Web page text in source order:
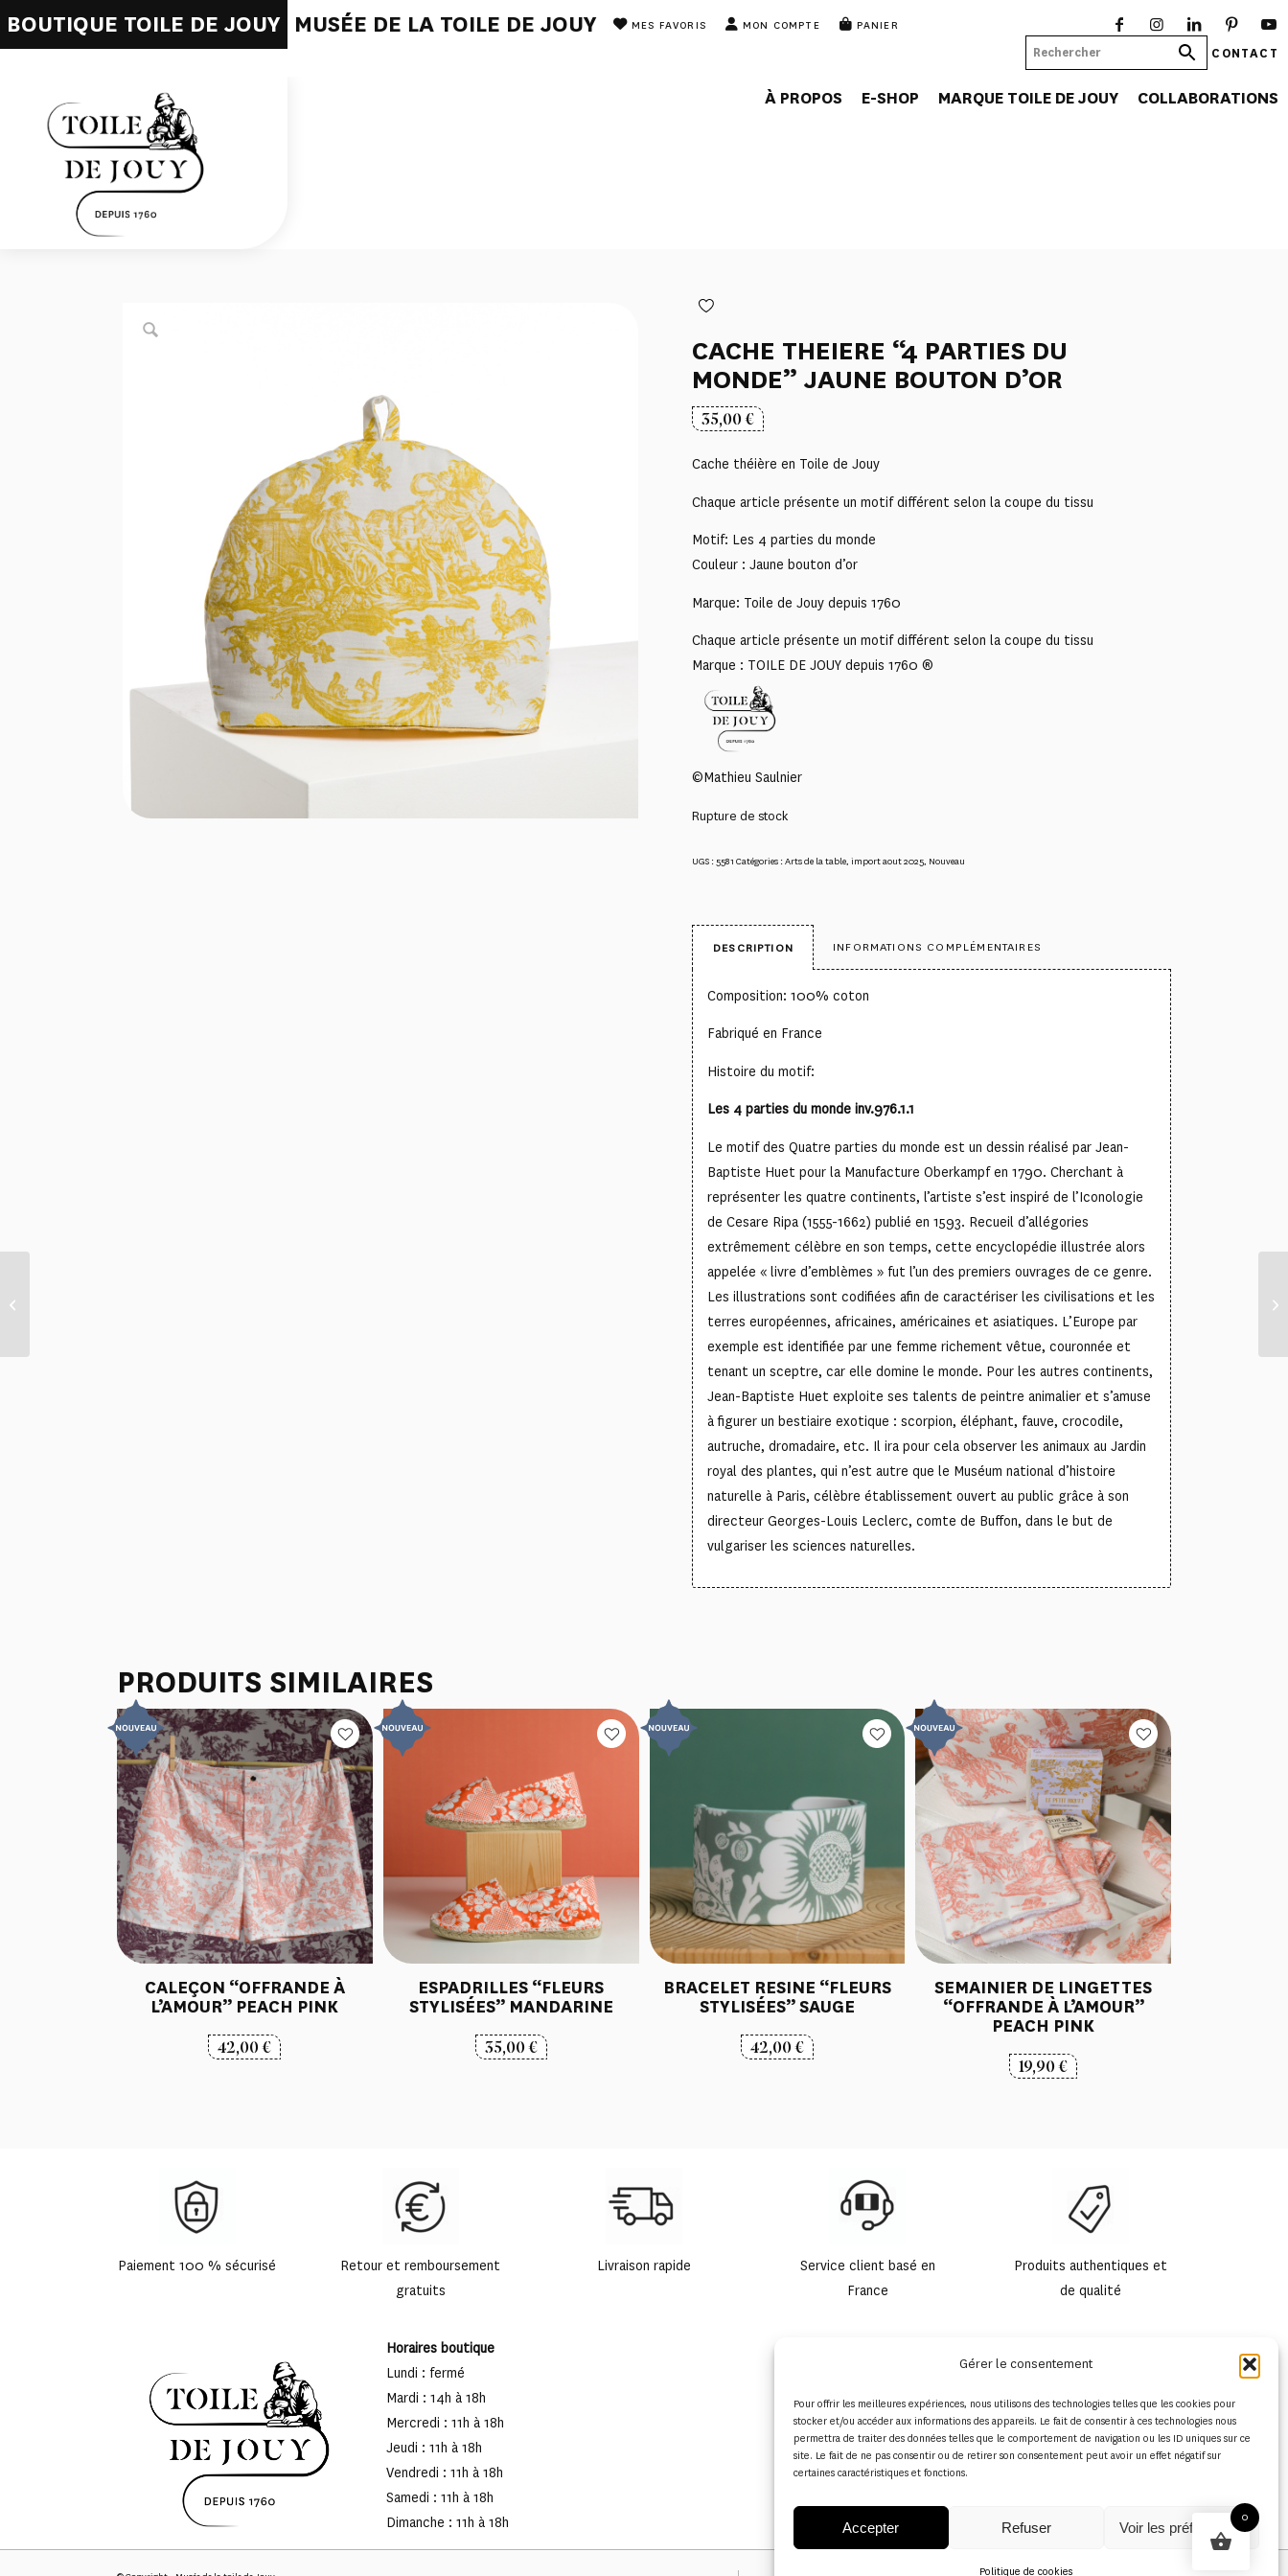
Gérer le consentement
Pour offrir les meilleures expériences, nous utilisons des technologies telles que les cookies pour
stocker et/ou accéder aux informations des appareils. Le fait de consentir à ces technologies nous
permettra de traiter des données telles que le comportement de navigation ou les ID uniques sur ce
site. Le fait de ne pas consentir ou de retirer son consentement peut avoir un effet négatif sur
certaines caractéristiques et fonctions.
Accepter Refuser Voir les préférences
Politique de cookies
BOUTIQUE TOILE DE JOUY MUSÉE DE LA TOILE DE JOUY MES FAVORIS MON COMPTE PANIER
CONTACT
À PROPOS E-SHOP MARQUE TOILE DE JOUY COLLABORATIONS
CACHE THEIERE “4 PARTIES DU
MONDE” JAUNE BOUTON D’OR
35,00€
Cache théière en Toile de Jouy
Chaque article présente un motif différent selon la coupe du tissu
Motif: Les 4 parties du monde
Couleur : Jaune bouton d’or
Marque: Toile de Jouy depuis 1760
Chaque article présente un motif différent selon la coupe du tissu
Marque : TOILE DE JOUY depuis 1760 ®
©Mathieu Saulnier
Rupture de stock
UGS : 5581 Catégories :Arts de la table import aout 2025 Nouveau
DESCRIPTION INFORMATIONS COMPLÉMENTAIRES
Composition: 100% coton
Fabriqué en France
Histoire du motif:
Les 4 parties du monde inv.976.1.1
Le motif des Quatre parties du monde est un dessin réalisé par Jean-
Baptiste Huet pour la Manufacture Oberkampf en 1790. Cherchant à
représenter les quatre continents, l’artiste s’est inspiré de l’Iconologie
de Cesare Ripa (1555-1662) publié en 1593. Recueil d’allégories
extrêmement célèbre en son temps, cette encyclopédie illustrée alors
appelée « livre d’emblèmes » fut l’un des premiers ouvrages de ce genre.
Les illustrations sont codifiées afin de caractériser les civilisations et les
terres européennes, africaines, américaines et asiatiques. L’Europe par
exemple est identifiée par une femme richement vêtue, couronnée et
tenant un sceptre, car elle domine le monde. Pour les autres continents,
Jean-Baptiste Huet exploite ses talents de peintre animalier et s’amuse
à figurer un bestiaire exotique : scorpion, éléphant, fauve, crocodile,
autruche, dromadaire, etc. Il ira pour cela observer les animaux au Jardin
royal des plantes, qui n’est autre que le Muséum national d’histoire
naturelle à Paris, célèbre établissement ouvert au public grâce à son
directeur Georges-Louis Leclerc, comte de Buffon, dans le but de
vulgariser les sciences naturelles.
PRODUITS SIMILAIRES
CALEÇON “OFFRANDE À
L’AMOUR” PEACH PINK
42,00€
ESPADRILLES “FLEURS
STYLISÉES” MANDARINE
35,00€
BRACELET RESINE “FLEURS
STYLISÉES” SAUGE
42,00€
SEMAINIER DE LINGETTES
“OFFRANDE À L’AMOUR”
PEACH PINK
19,90€
Paiement 100 % sécurisé
Retour et remboursement
gratuits
Livraison rapide
Service client basé en
France
Produits authentiques et
de qualité
Horaires boutique
Lundi : fermé
Mardi : 14h à 18h
Mercredi : 11h à 18h
Jeudi : 11h à 18h
Vendredi : 11h à 18h
Samedi : 11h à 18h
Dimanche : 11h à 18h
0